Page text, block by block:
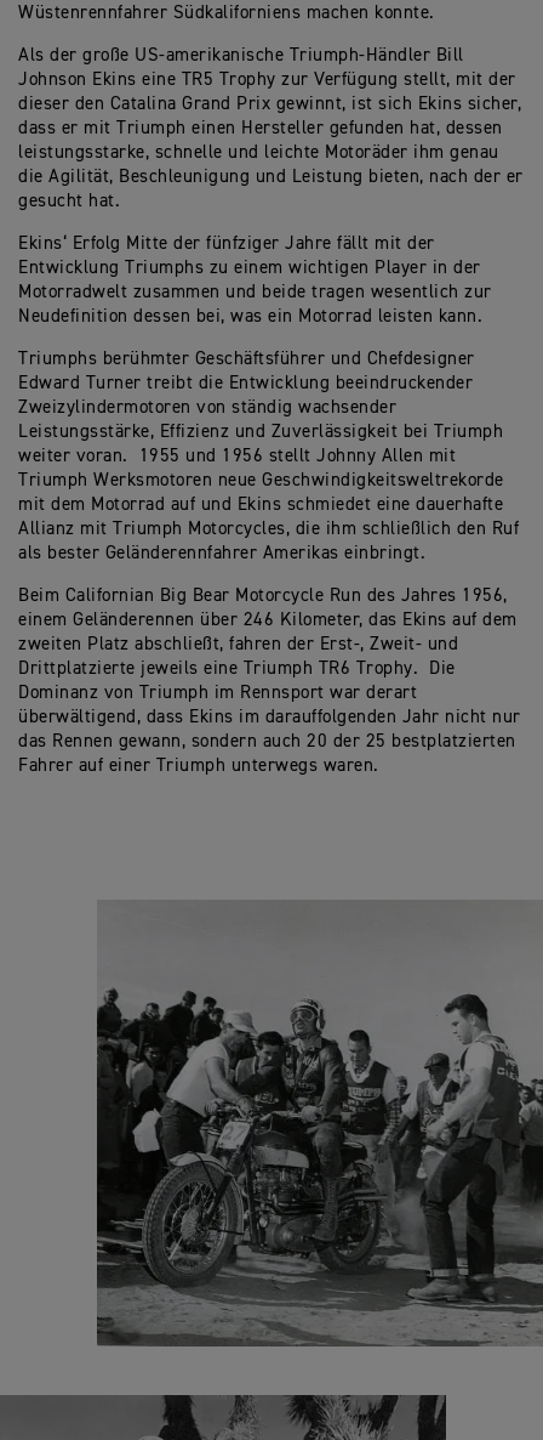
Wüstenrennfahrer Südkaliforniens machen konnte.
Als der große US-amerikanische Triumph-Händler Bill
Johnson Ekins eine TR5 Trophy zur Verfügung stellt, mit der
dieser den Catalina Grand Prix gewinnt, ist sich Ekins sicher,
dass er mit Triumph einen Hersteller gefunden hat, dessen
leistungsstarke, schnelle und leichte Motoräder ihm genau
die Agilität, Beschleunigung und Leistung bieten, nach der er
gesucht hat.
Ekins‘ Erfolg Mitte der fünfziger Jahre fällt mit der
Entwicklung Triumphs zu einem wichtigen Player in der
Motorradwelt zusammen und beide tragen wesentlich zur
Neudefinition dessen bei, was ein Motorrad leisten kann.
Triumphs berühmter Geschäftsführer und Chefdesigner
Edward Turner treibt die Entwicklung beeindruckender
Zweizylindermotoren von ständig wachsender
Leistungsstärke, Effizienz und Zuverlässigkeit bei Triumph
weiter voran. 1955 und 1956 stellt Johnny Allen mit
Triumph Werksmotoren neue Geschwindigkeitsweltrekorde
mit dem Motorrad auf und Ekins schmiedet eine dauerhafte
Allianz mit Triumph Motorcycles, die ihm schließlich den Ruf
als bester Geländerennfahrer Amerikas einbringt.
Beim Californian Big Bear Motorcycle Run des Jahres 1956,
einem Geländerennen über 246 Kilometer, das Ekins auf dem
zweiten Platz abschließt, fahren der Erst-, Zweit- und
Drittplatzierte jeweils eine Triumph TR6 Trophy. Die
Dominanz von Triumph im Rennsport war derart
überwältigend, dass Ekins im darauffolgenden Jahr nicht nur
das Rennen gewann, sondern auch 20 der 25 bestplatzierten
Fahrer auf einer Triumph unterwegs waren.